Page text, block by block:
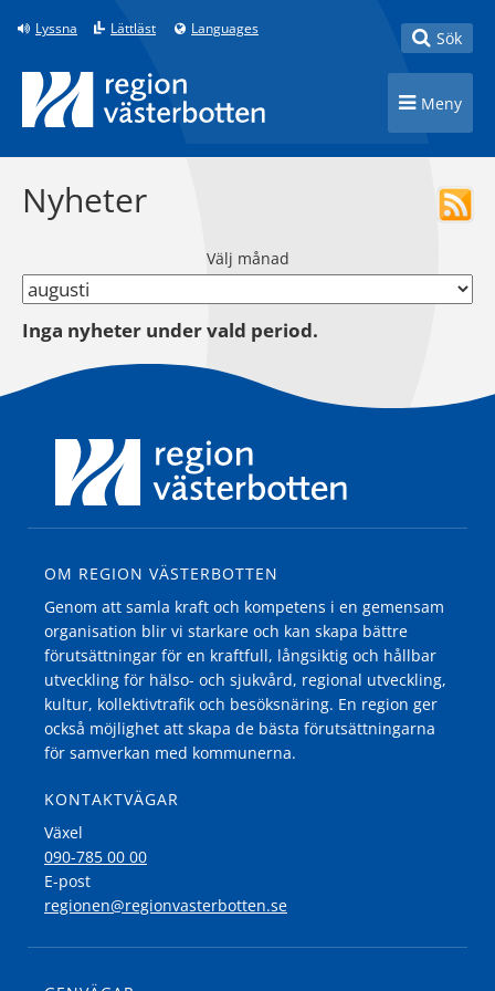
Till innehåll på sidan
Lyssna Lättläst Languages Toggle
Sök
Toggle
Meny
Nyheter
Välj månad
Inga nyheter under vald period.
OM REGION VÄSTERBOTTEN
Genom att samla kraft och kompetens i en gemensam
organisation blir vi starkare och kan skapa bättre
förutsättningar för en kraftfull, långsiktig och hållbar
utveckling för hälso- och sjukvård, regional utveckling,
kultur, kollektivtrafik och besöksnäring. En region ger
också möjlighet att skapa de bästa förutsättningarna
för samverkan med kommunerna.
KONTAKTVÄGAR
Växel
090-785 00 00
E-post
regionen@regionvasterbotten.se